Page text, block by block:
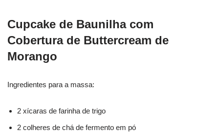
Cupcake de Baunilha com
Cobertura de Buttercream de
Morango
Ingredientes para a massa:
2 xícaras de farinha de trigo
2 colheres de chá de fermento em pó